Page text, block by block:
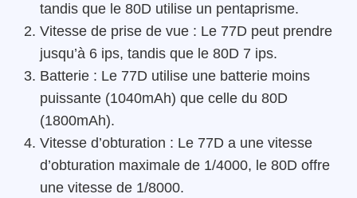
tandis que le 80D utilise un pentaprisme.
Vitesse de prise de vue : Le 77D peut prendre
jusqu’à 6 ips, tandis que le 80D 7 ips.
Batterie : Le 77D utilise une batterie moins
puissante (1040mAh) que celle du 80D
(1800mAh).
Vitesse d’obturation : Le 77D a une vitesse
d’obturation maximale de 1/4000, le 80D offre
une vitesse de 1/8000.